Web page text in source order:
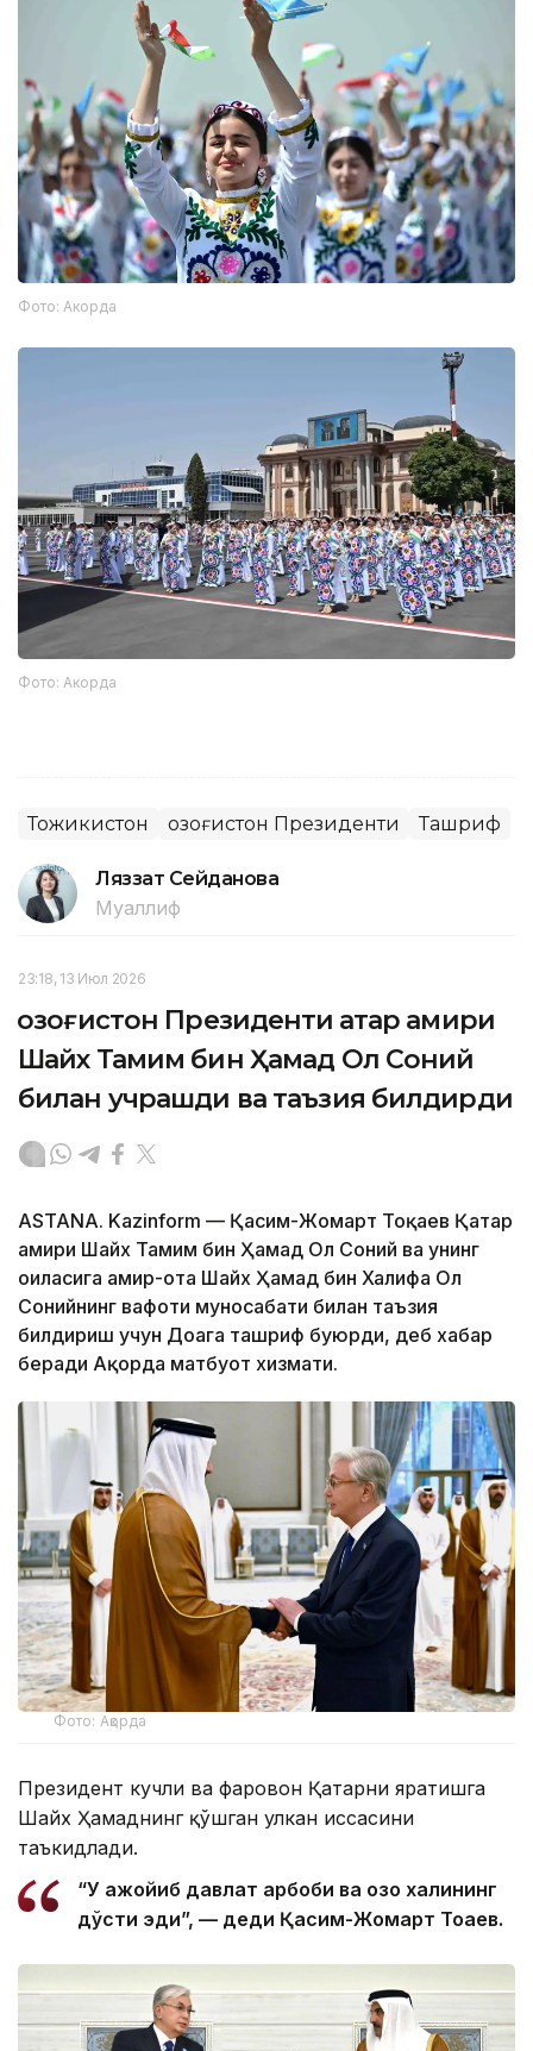
Фото: Акорда
Фото: Акорда
Тожикистон Қозоғистон Президенти Ташриф
Ляззат Сейданова
Муаллиф
23:18, 13 Июл 2026
Қозоғистон Президенти Қатар амири
Шайх Тамим бин Ҳамад Ол Соний
билан учрашди ва таъзия билдирди
ASTANA. Kazinform — Қасим-Жомарт Тоқаев Қатар
амири Шайх Тамим бин Ҳамад Ол Соний ва унинг
оиласига амир-ота Шайх Ҳамад бин Халифа Ол
Сонийнинг вафоти муносабати билан таъзия
билдириш учун Доҳага ташриф буюрди, деб хабар
беради Ақорда матбуот хизмати.
Фото: Ақорда
Президент кучли ва фаровон Қатарни яратишга
Шайх Ҳамаднинг қўшган улкан ҳиссасини
таъкидлади.
“У ажойиб давлат арбоби ва қозоқ халқининг
дўсти эди”, — деди Қасим-Жомарт Тоқаев.